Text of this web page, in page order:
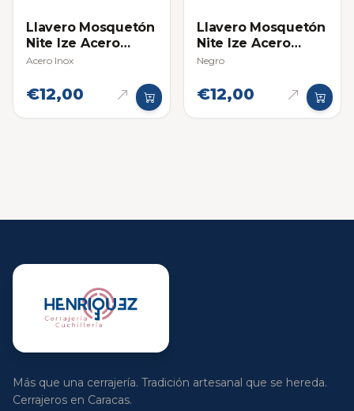
Llavero Mosquetón
Nite Ize Acero
Inoxidable #3
Acero Inox
€12,00
Llavero Mosquetón
Nite Ize Acero
Inoxidable #3
Negro
€12,00
Más que una cerrajería. Tradición artesanal que se hereda.
Cerrajeros en Caracas.